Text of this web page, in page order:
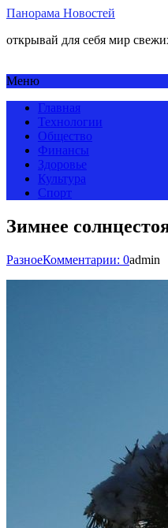
Панорама Новостей
открывай для себя мир
Меню
Главная
Технологии
Общество
Финансы
Здоровье
Культура
Спорт
Зимнее
РазноеКомментарии: 0admin